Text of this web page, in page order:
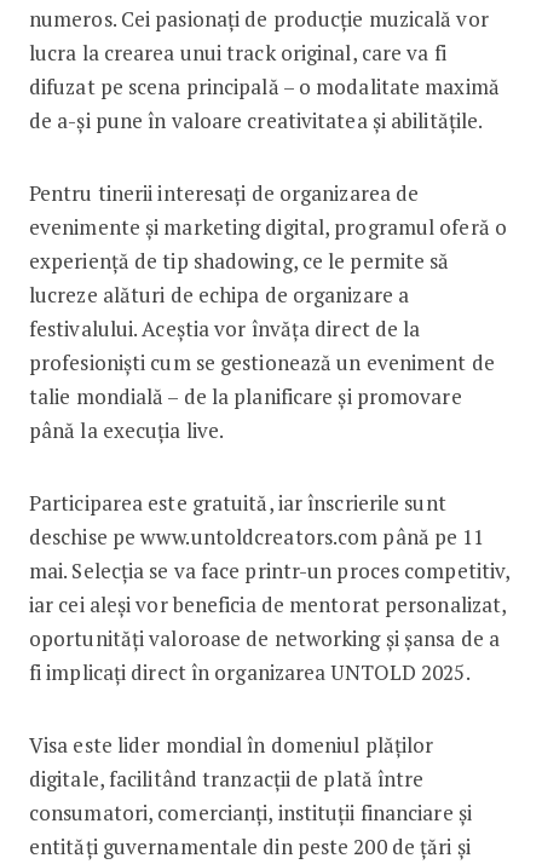
numeros. Cei pasionați de producție muzicală vor
lucra la crearea unui track original, care va fi
difuzat pe scena principală – o modalitate maximă
de a-și pune în valoare creativitatea și abilitățile.
Pentru tinerii interesați de organizarea de
evenimente și marketing digital, programul oferă o
experiență de tip shadowing, ce le permite să
lucreze alături de echipa de organizare a
festivalului. Aceștia vor învăța direct de la
profesioniști cum se gestionează un eveniment de
talie mondială – de la planificare și promovare
până la execuția live.
Participarea este gratuită, iar înscrierile sunt
deschise pe www.untoldcreators.com până pe 11
mai. Selecția se va face printr-un proces competitiv,
iar cei aleși vor beneficia de mentorat personalizat,
oportunități valoroase de networking și șansa de a
fi implicați direct în organizarea UNTOLD 2025.
Visa este lider mondial în domeniul plăților
digitale, facilitând tranzacții de plată între
consumatori, comercianți, instituții financiare și
entități guvernamentale din peste 200 de țări și